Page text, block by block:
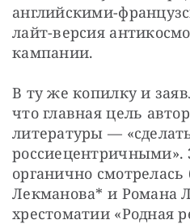
английскими-
лайт-версия
кампании.
В ту же копилку и
что главная цель
литературы —
россиецентричными».
органично смотрелась
Лекманова* и Романа
хрестоматии «Родная